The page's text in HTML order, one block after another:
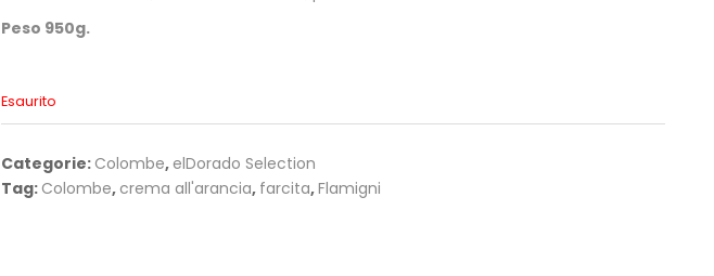
Peso 950g.
Esaurito
Categorie: Colombe, elDorado Selection
Tag: Colombe, crema all'arancia, farcita,Flamigni